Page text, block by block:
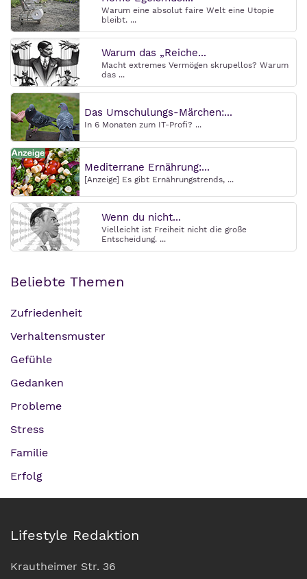
Warum eine absolut faire Welt eine Utopie
bleibt. ...
Warum das „Reiche...
Macht extremes Vermögen skrupellos? Warum
das ...
Das Umschulungs-Märchen:...
In 6 Monaten zum IT-Profi? ...
Mediterrane Ernährung:...
[Anzeige] Es gibt Ernährungstrends, ...
Wenn du nicht...
Vielleicht ist Freiheit nicht die große
Entscheidung. ...
Beliebte Themen
Zufriedenheit
Verhaltensmuster
Gefühle
Gedanken
Probleme
Stress
Familie
Erfolg
Lifestyle Redaktion
Krautheimer Str. 36